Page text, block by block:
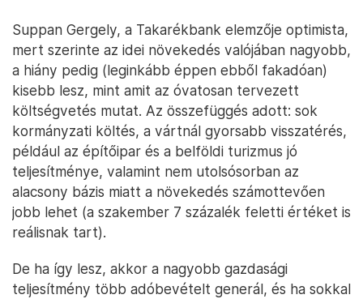
Suppan Gergely, a Takarékbank elemzője optimista,
mert szerinte az idei növekedés valójában nagyobb,
a hiány pedig (leginkább éppen ebből fakadóan)
kisebb lesz, mint amit az óvatosan tervezett
költségvetés mutat. Az összefüggés adott: sok
kormányzati költés, a vártnál gyorsabb visszatérés,
például az építőipar és a belföldi turizmus jó
teljesítménye, valamint nem utolsósorban az
alacsony bázis miatt a növekedés számottevően
jobb lehet (a szakember 7 százalék feletti értéket is
reálisnak tart).
De ha így lesz, akkor a nagyobb gazdasági
teljesítmény több adóbevételt generál, és ha sokkal